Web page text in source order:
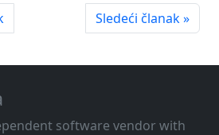
Sledeći članak »
software vendor with